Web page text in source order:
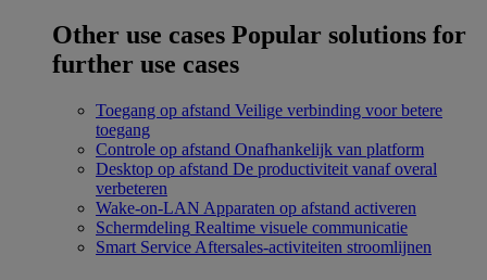
Other use cases Popular solutions for
further use cases
Toegang op afstand Veilige verbinding voor betere
toegang
Controle op afstand Onafhankelijk van platform
Desktop op afstand De productiviteit vanaf overal
verbeteren
Wake-on-LAN Apparaten op afstand activeren
Schermdeling Realtime visuele communicatie
Smart Service Aftersales-activiteiten stroomlijnen